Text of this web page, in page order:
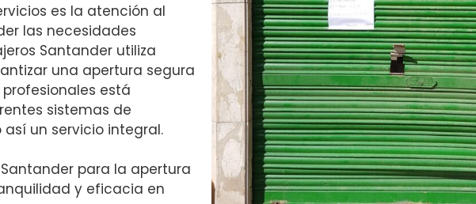
es la atención al
las necesidades
Santander utiliza
una apertura segura
está
sistemas de
un servicio integral.
para la apertura
y eficacia en